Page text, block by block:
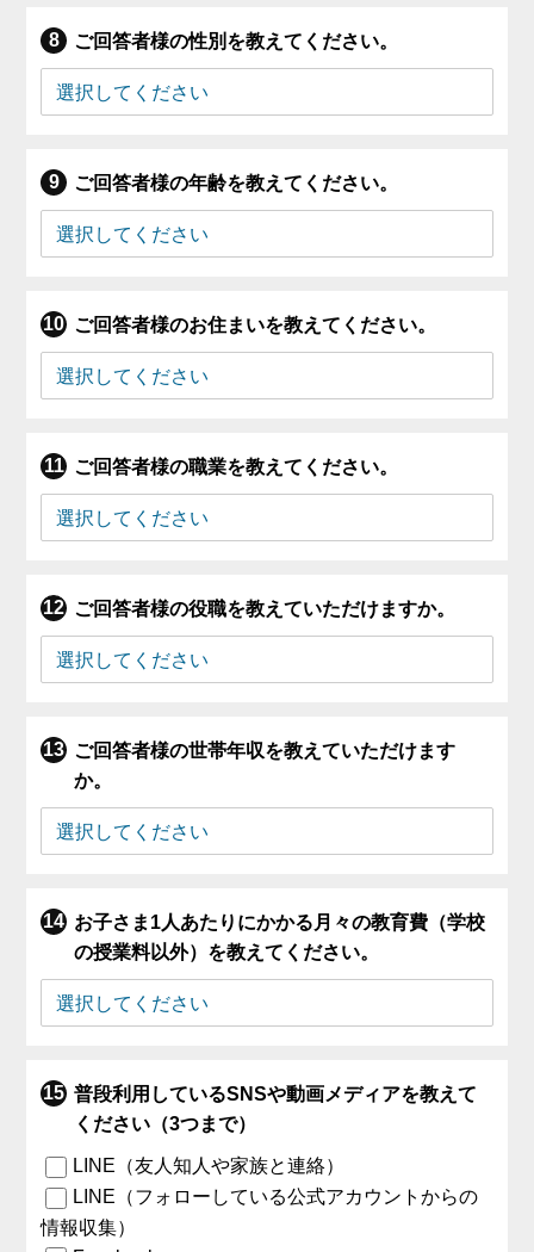
ご回答者様の性別を教えてください。
ご回答者様の年齢を教えてください。
ご回答者様のお住まいを教えてください。
ご回答者様の職業を教えてください。
ご回答者様の役職を教えていただけますか。
ご回答者様の世帯年収を教えていただけます
か。
お子さま1人あたりにかかる月々の教育費（学校
の授業料以外）を教えてください。
普段利用しているSNSや動画メディアを教えて
ください（3つまで）
LINE（友人知人や家族と連絡）
LINE（フォローしている公式アカウントからの
情報収集）